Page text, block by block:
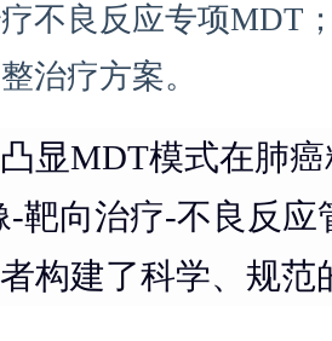
不良反应专项MDT
治疗方案。
显MDT模式在肺
-靶向治疗-不良反
构建了科学、规范